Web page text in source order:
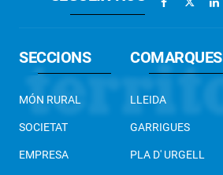
SECCIONS
MÓN RURAL
SOCIETAT
EMPRESA
COMARQUES
LLEIDA
GARRIGUES
PLA D' URGELL